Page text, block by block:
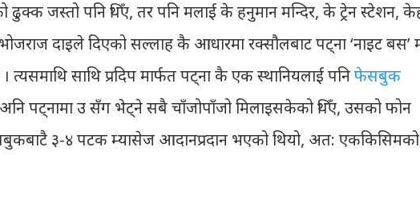
जस्तो पनि थिँए, तर पनि मलाई के हनुमान मन्दिर, के ट्रेन स्टेशन,
दाइले दिएको सल्लाह कै आधारमा रक्सौलबाट पट्ना ‘नाइट बस’
त्यसमाथि साथि प्रदिप मार्फत पट्ना कै एक स्थानियलाई पनिफेसबुक
अनि पट्नामा उ सँग भेट्ने सबै चाँजोपाँजो मिलाइसकेको थिँए, उसको फोन
३-४ पटक म्यासेज आदानप्रदान भएको थियो, अत: एककिसिमको